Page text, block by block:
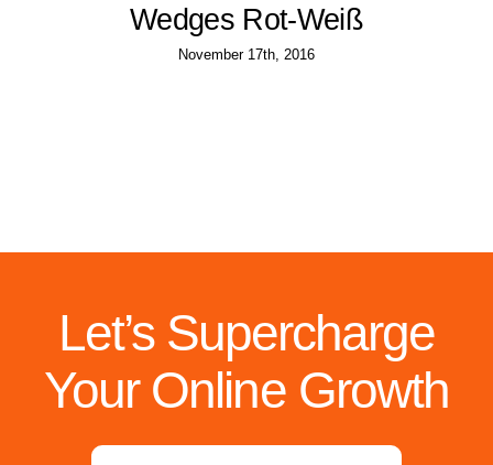
Wedges Rot-Weiß
November 17th, 2016
Let’s Supercharge
Your Online Growth